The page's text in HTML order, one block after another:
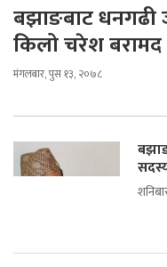
बझाङबाट धनगढी
किलो चरेश बरामद
मंगलबार, पुस १३, २०७८